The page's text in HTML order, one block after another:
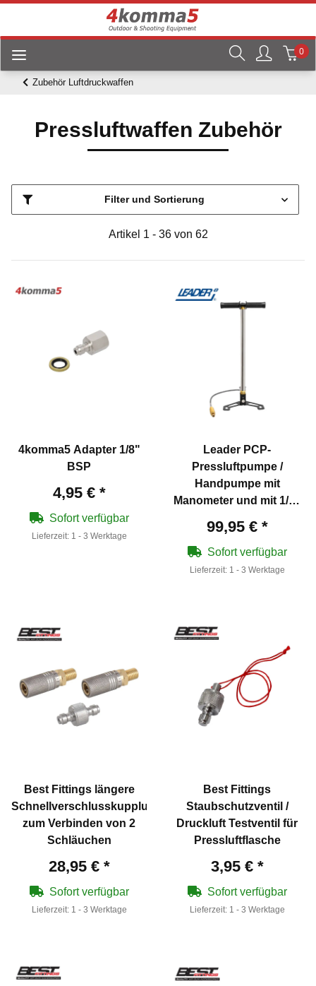
0
Zubehör Luftdruckwaffen
Pressluftwaffen Zubehör
Filter und Sortierung
Artikel 1 - 36 von 62
4komma5 Adapter 1/8"
BSP
4,95 € *
Sofort verfügbar
Lieferzeit: 1 - 3 Werktage
Leader PCP-
Pressluftpumpe /
Handpumpe mit
Manometer und mit 1/8"
Pressluftwaffen
99,95 € *
Sofort verfügbar
Lieferzeit: 1 - 3 Werktage
Best Fittings längere
Schnellverschlusskupplung
zum Verbinden von 2
Schläuchen
28,95 € *
Sofort verfügbar
Lieferzeit: 1 - 3 Werktage
Best Fittings
Staubschutzventil /
Druckluft Testventil für
Pressluftflasche
3,95 € *
Sofort verfügbar
Lieferzeit: 1 - 3 Werktage